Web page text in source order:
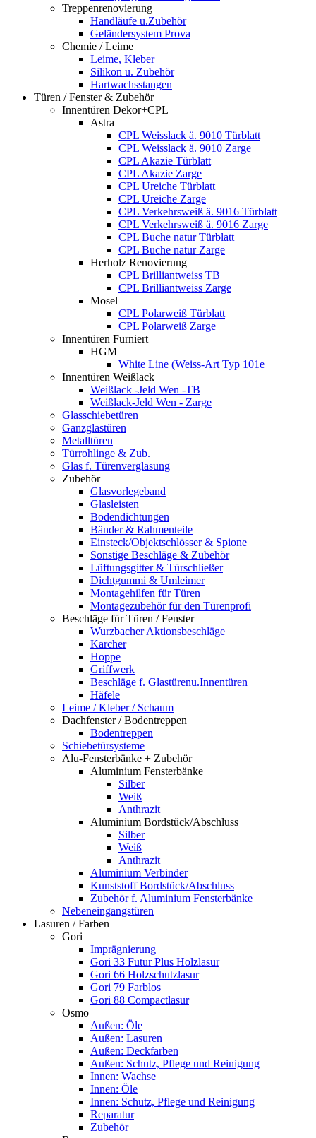
Treppenrenovierung
Handläufe u.Zubehör
Geländersystem Prova
Chemie / Leime
Leime, Kleber
Silikon u. Zubehör
Hartwachsstangen
Türen / Fenster & Zubehör
Innentüren Dekor+CPL
Astra
CPL Weisslack ä. 9010 Türblatt
CPL Weisslack ä. 9010 Zarge
CPL Akazie Türblatt
CPL Akazie Zarge
CPL Ureiche Türblatt
CPL Ureiche Zarge
CPL Verkehrsweiß ä. 9016 Türblatt
CPL Verkehrsweiß ä. 9016 Zarge
CPL Buche natur Türblatt
CPL Buche natur Zarge
Herholz Renovierung
CPL Brilliantweiss TB
CPL Brilliantweiss Zarge
Mosel
CPL Polarweiß Türblatt
CPL Polarweiß Zarge
Innentüren Furniert
HGM
White Line (Weiss-Art Typ 101e
Innentüren Weißlack
Weißlack -Jeld Wen -TB
Weißlack-Jeld Wen - Zarge
Glasschiebetüren
Ganzglastüren
Metalltüren
Türrohlinge & Zub.
Glas f. Türenverglasung
Zubehör
Glasvorlegeband
Glasleisten
Bodendichtungen
Bänder & Rahmenteile
Einsteck/Objektschlösser & Spione
Sonstige Beschläge & Zubehör
Lüftungsgitter & Türschließer
Dichtgummi & Umleimer
Montagehilfen für Türen
Montagezubehör für den Türenprofi
Beschläge für Türen / Fenster
Wurzbacher Aktionsbeschläge
Karcher
Hoppe
Griffwerk
Beschläge f. Glastürenu.Innentüren
Häfele
Leime / Kleber / Schaum
Dachfenster / Bodentreppen
Bodentreppen
Schiebetürsysteme
Alu-Fensterbänke + Zubehör
Aluminium Fensterbänke
Silber
Weiß
Anthrazit
Aluminium Bordstück/Abschluss
Silber
Weiß
Anthrazit
Aluminium Verbinder
Kunststoff Bordstück/Abschluss
Zubehör f. Aluminium Fensterbänke
Nebeneingangstüren
Lasuren / Farben
Gori
Imprägnierung
Gori 33 Futur Plus Holzlasur
Gori 66 Holzschutzlasur
Gori 79 Farblos
Gori 88 Compactlasur
Osmo
Außen: Öle
Außen: Lasuren
Außen: Deckfarben
Außen: Schutz, Pflege und Reinigung
Innen: Wachse
Innen: Öle
Innen: Schutz, Pflege und Reinigung
Reparatur
Zubehör